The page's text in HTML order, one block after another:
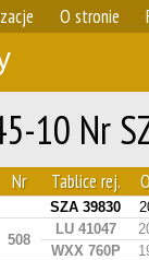
O stronie
10 Nr
Nr Tablice rej.
SZA 39830
508
LU 41047
WXX 760P